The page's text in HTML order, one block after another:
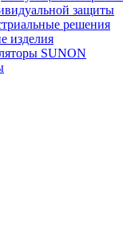
защиты
решения
изделия
SUNON